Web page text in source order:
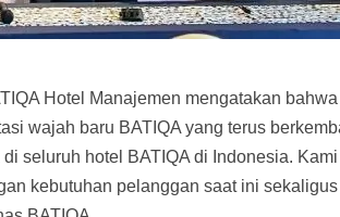
Hotel Manajemen mengatakan
wajah baru BATIQA yang terus
seluruh hotel BATIQA di Indonesia.
kebutuhan pelanggan saat ini sekaligus